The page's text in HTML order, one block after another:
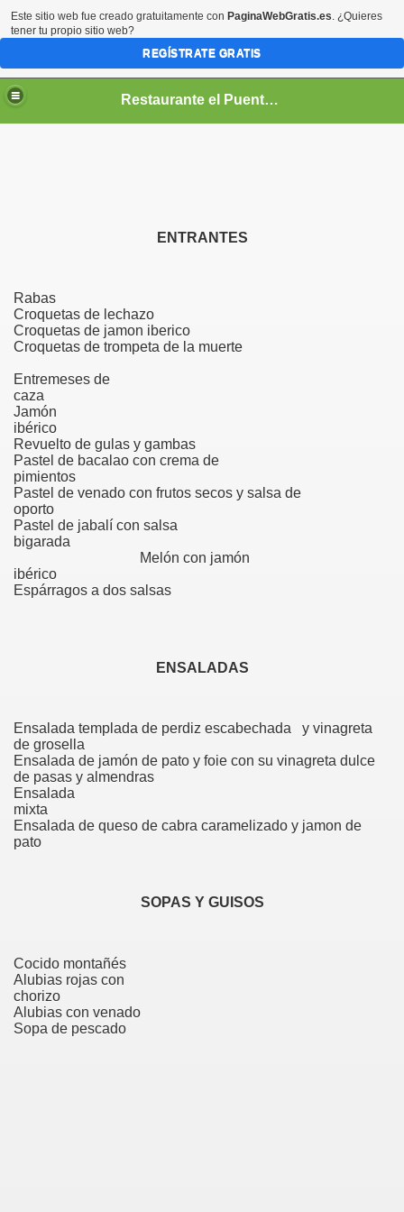
Restaurante el Puente Barcena Mayor
ENTRANTES
Croquetas de lechazo
Croquetas de jamon iberico
Croquetas de trompeta de la muerte
Entremeses de
caza
Jamón
Revuelto de gulas y gambas
Pastel de bacalao con crema de
pimientos
Pastel de venado con frutos secos y salsa de
oporto
Pastel de jabalí con salsa
Melón con jamón
ibérico
Espárragos a dos salsas
ENSALADAS
Ensalada templada de perdiz escabechada y vinagreta
de grosella
Ensalada de jamón de pato y foie con su vinagreta dulce
de pasas y almendras
Ensalada
mixta
Ensalada de queso de cabra caramelizado y jamon de
pato
SOPAS Y GUISOS
Cocido montañés
Alubias rojas con
chorizo
Alubias con venado
Sopa de pescado
Este sitio web fue creado gratuitamente con PaginaWebGratis.es. ¿Quieres
tener tu propio sitio web?
REGÍSTRATE GRATIS